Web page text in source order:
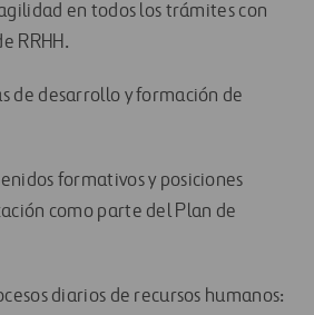
en todos los trámites con
RRHH.
de desarrollo y formación de
formativos y posiciones
como parte del Plan de
diarios de recursos humanos: